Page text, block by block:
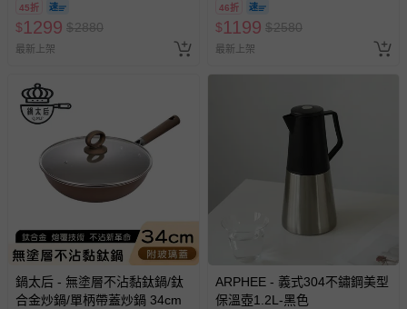
45折
$1299 $2880
最新上架
46折
$1199 $2580
最新上架
鍋太后 - 無塗層不沾黏鈦鍋/鈦
合金炒鍋/單柄帶蓋炒鍋 34cm
ARPHEE - 義式304不鏽鋼美型
保溫壺1.2L-黑色